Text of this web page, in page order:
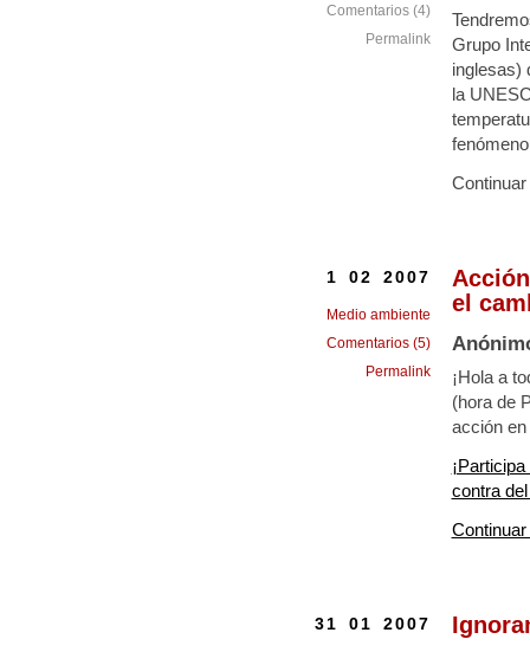
Grupo
inglesas)
la
Comentarios (4)
Permalink
el
¡Hola a
(hora de
acción
contra
1 02 2007
Medio ambiente
Comentarios (5)
Permalink
31 01 2007